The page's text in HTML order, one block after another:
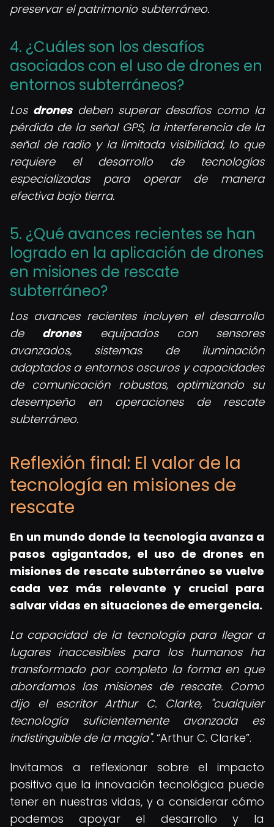
preservar el patrimonio subterráneo.
4. ¿Cuáles son los desafíos
asociados con el uso de drones en
entornos subterráneos?
Los dronesdeben superar desafíos como la
pérdida de la señal GPS, la interferencia de la
señal de radio y la limitada visibilidad, lo que
requiere el desarrollo de tecnologías
especializadas para operar de manera
efectiva bajo tierra.
5. ¿Qué avances recientes se han
logrado en la aplicación de drones
en misiones de rescate
subterráneo?
Los avances recientes incluyen el desarrollo
de dronesequipados con sensores
avanzados, sistemas de iluminación
adaptados a entornos oscuros y capacidades
de comunicación robustas, optimizando su
desempeño en operaciones de rescate
subterráneo.
Reflexión final: El valor de la
tecnología en misiones de
rescate
En un mundo donde la tecnología avanza a
pasos agigantados, el uso de drones en
misiones de rescate subterráneo se vuelve
cada vez más relevante y crucial para
salvar vidas en situaciones de emergencia.
La capacidad de la tecnología para llegar a
lugares inaccesibles para los humanos ha
transformado por completo la forma en que
abordamos las misiones de rescate. Como
dijo el escritor Arthur C. Clarke, "cualquier
tecnología suficientemente avanzada es
indistinguible de la magia". Arthur C. Clarke .
Invitamos a reflexionar sobre el impacto
positivo que la innovación tecnológica puede
tener en nuestras vidas, y a considerar cómo
podemos apoyar el desarrollo y la